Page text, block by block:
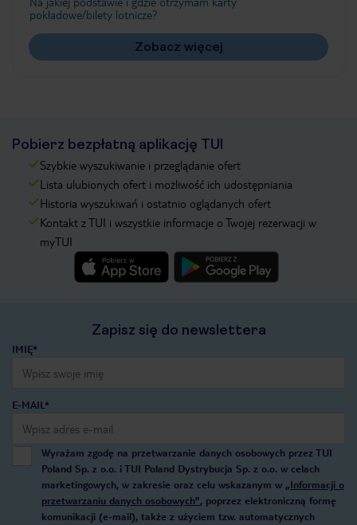
pokładowe/bilety lotnicze?
Zobacz więcej
Pobierz bezpłatną aplikację TUI
Szybkie wyszukiwanie i przeglądanie ofert
Lista ulubionych ofert i możliwość ich udostępniania
Historia wyszukiwań i ostatnio oglądanych ofert
Kontakt z TUI i wszystkie informacje o Twojej rezerwacji w
myTUI
Zapisz się do newslettera
IMIĘ*
E-MAIL*
Wyrażam zgodę na przetwarzanie danych osobowych przez TUI
Poland Sp. z o.o. i TUI Poland Dystrybucja Sp. z o.o. w celach
marketingowych, w zakresie oraz celu wskazanym w „Informacji o
przetwarzaniu danych osobowych”, poprzez elektroniczną formę
komunikacji (e-mail), także z użyciem tzw. automatycznych